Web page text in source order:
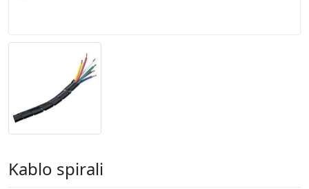
Kablo spirali